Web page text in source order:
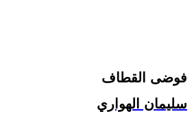
فوضى القطاف
سليمان الهواري